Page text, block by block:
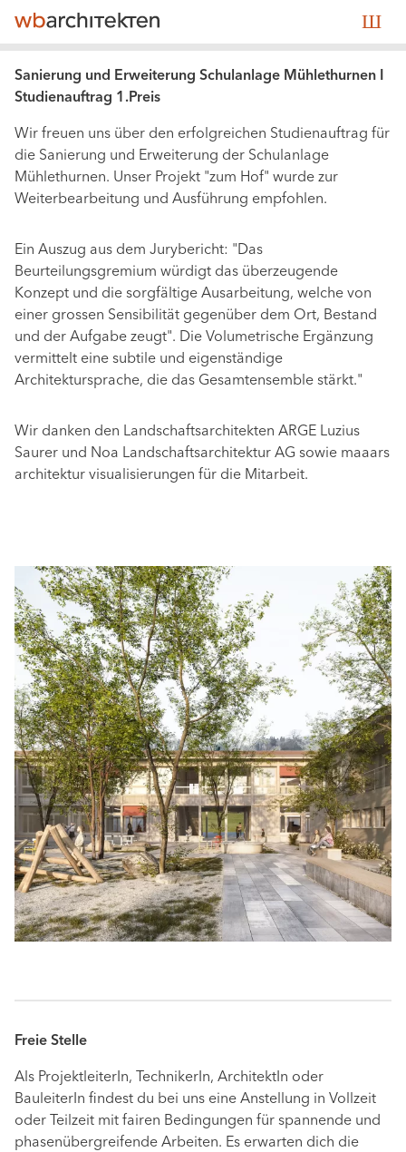
Direkt
zum
Inhalt
☰ Menu
Sanierung und Erweiterung Schulanlage Mühlethurnen I
Studienauftrag 1.Preis
Wir freuen uns über den erfolgreichen Studienauftrag für
die Sanierung und Erweiterung der Schulanlage
Mühlethurnen. Unser Projekt "zum Hof" wurde zur
Weiterbearbeitung und Ausführung empfohlen.
Ein Auszug aus dem Jurybericht: "Das
Beurteilungsgremium würdigt das überzeugende
Konzept und die sorgfältige Ausarbeitung, welche von
einer grossen Sensibilität gegenüber dem Ort, Bestand
und der Aufgabe zeugt". Die Volumetrische Ergänzung
vermittelt eine subtile und eigenständige
Architektursprache, die das Gesamtensemble stärkt."
Wir danken den Landschaftsarchitekten ARGE Luzius
Saurer und Noa Landschaftsarchitektur AG sowie maaars
architektur visualisierungen für die Mitarbeit.
Freie Stelle
Als ProjektleiterIn, TechnikerIn, ArchitektIn oder
BauleiterIn findest du bei uns eine Anstellung in Vollzeit
oder Teilzeit mit fairen Bedingungen für spannende und
phasenübergreifende Arbeiten. Es erwarten dich die